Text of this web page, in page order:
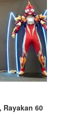
Rayakan 60